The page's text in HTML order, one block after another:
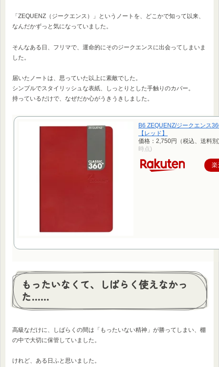
「ZEQUENZ（ジークエンス）」というノートを、どこかで知って以来、
なんだかずっと気になっていました。
そんなある日、フリマで、運命的にそのジークエンスに出会ってしまいま
した。
届いたノートは、思っていた以上に素敵でした。
シンプルでスタイリッシュな表紙、しっとりとした手触りのカバー。
持っているだけで、なぜだか心がうきうきしました。
B6 ZEQUENZ/ジークエンス
【レッド】
価格：2,750円（税込、送料別
時点)
楽
もったいなくて、しばらく使えなかっ
た……
高級なだけに、しばらくの間は「もったいない精神」が勝ってしまい、棚
の中で大切に保管していました。
けれど、ある日ふと思いました。